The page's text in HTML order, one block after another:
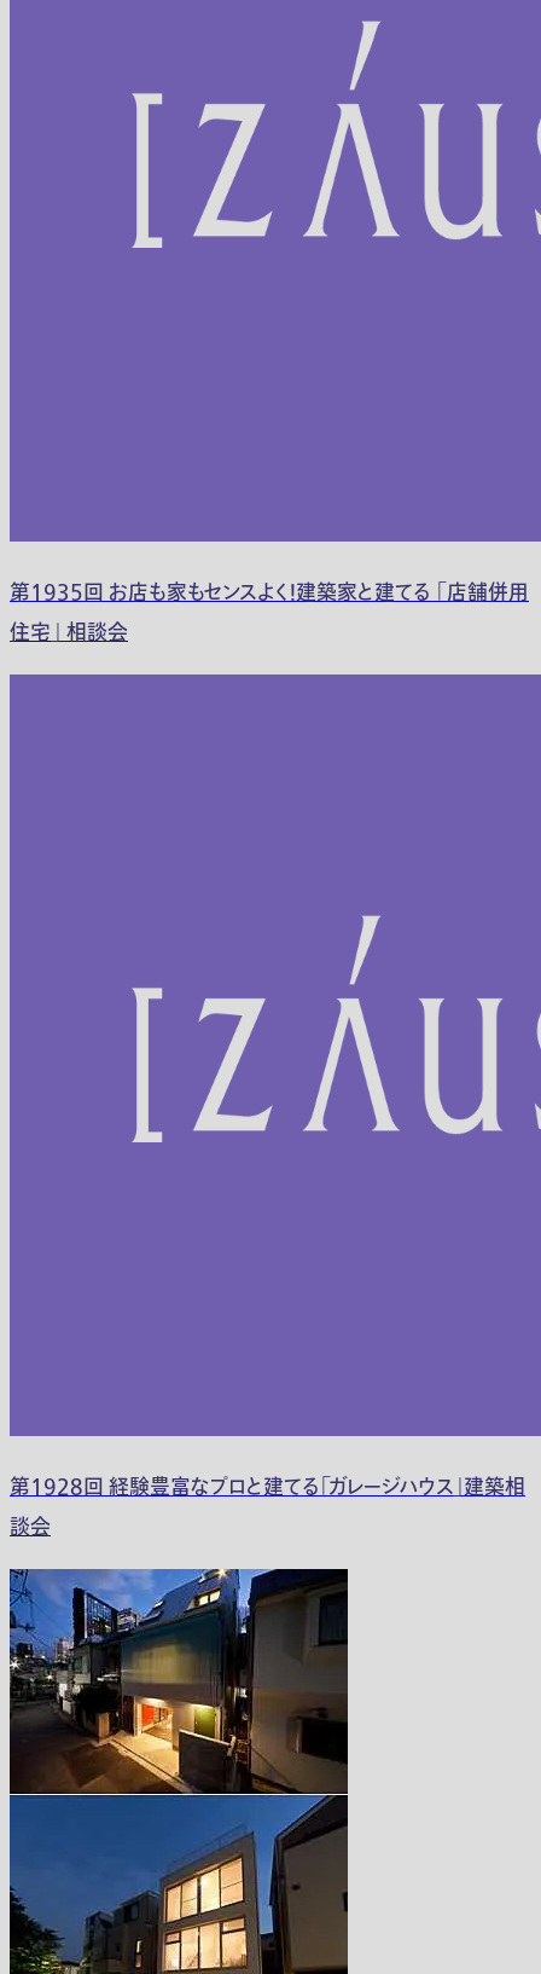
第1935回 お店も家もセンスよく！建築家と建てる 「店舗併用
住宅」 相談会
第1928回 経験豊富なプロと建てる「ガレージハウス」建築相
談会